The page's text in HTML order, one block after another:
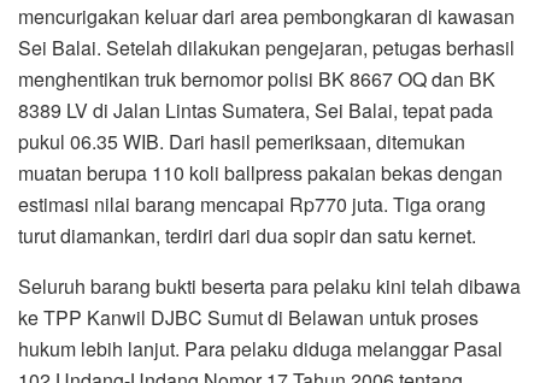
mencurigakan keluar dari area pembongkaran di kawasan
Sei Balai. Setelah dilakukan pengejaran, petugas berhasil
menghentikan truk bernomor polisi BK 8667 OQ dan BK
8389 LV di Jalan Lintas Sumatera, Sei Balai, tepat pada
pukul 06.35 WIB. Dari hasil pemeriksaan, ditemukan
muatan berupa 110 koli ballpress pakaian bekas dengan
estimasi nilai barang mencapai Rp770 juta. Tiga orang
turut diamankan, terdiri dari dua sopir dan satu kernet.
Seluruh barang bukti beserta para pelaku kini telah dibawa
ke TPP Kanwil DJBC Sumut di Belawan untuk proses
hukum lebih lanjut. Para pelaku diduga melanggar Pasal